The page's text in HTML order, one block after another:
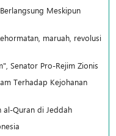
Meskipun
maruah, revolusi
Senator Pro-Rejim Zionis
Terhadap Kejohanan
al-Quran di Jeddah